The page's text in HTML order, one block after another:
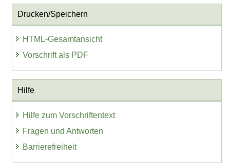
Drucken/Speichern
HTML-Gesamtansicht
Vorschrift als PDF
Hilfe
Hilfe zum Vorschriftentext
Fragen und Antworten
Barrierefreiheit